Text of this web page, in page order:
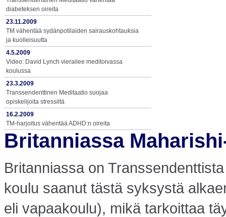
diabeteksen oireita
23.11.2009
TM vähentää sydänpotilaiden sairauskohtauksia
ja kuolleisuutta
4.5.2009
Video: David Lynch vierailee meditoivassa
koulussa
23.3.2009
Transsendenttinen Meditaatio suojaa
opiskelijoita stressiltä
16.2.2009
TM-harjoitus vähentää ADHD:n oireita
Britanniassa
Britanniassa on
koulu saanut tästä syksystä
eli vapaakoulu), mikä tarkoittaa